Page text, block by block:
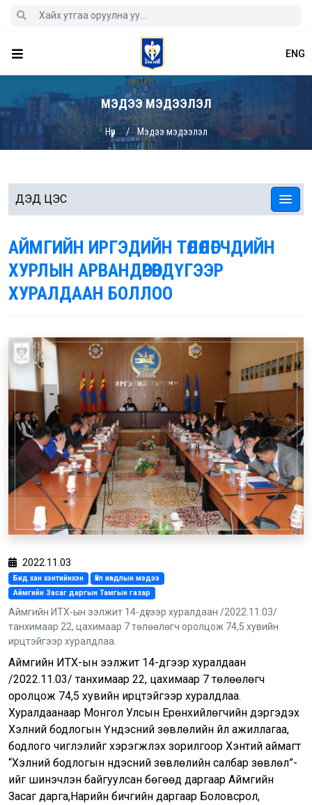
ENG
МЭДЭЭ МЭДЭЭЛЭЛ
Нүүр Мэдээ мэдээлэл
ДЭД ЦЭС
АЙМГИЙН ИРГЭДИЙН ТӨЛӨӨЛӨГЧДИЙН
ХУРЛЫН АРВАНДӨРӨВДҮГЭЭР
ХУРАЛДААН БОЛЛОО
2022.11.03
Бид хан хэнтийнхэн
Үйл явдлын мэдээ
Аймгийн Засаг даргын Тамгын газар
Аймгийн ИТХ-ын ээлжит 14-дүгээр хуралдаан /2022.11.03/
танхимаар 22, цахимаар 7 төлөөлөгч оролцож 74,5 хувийн
ирцтэйгээр хуралдлаа.
Аймгийн ИТХ-ын ээлжит 14-дүгээр хуралдаан
/2022.11.03/ танхимаар 22, цахимаар 7 төлөөлөгч
оролцож 74,5 хувийн ирцтэйгээр хуралдлаа.
Хуралдаанаар Монгол Улсын Ерөнхийлөгчийн дэргэдэх
Хэлний бодлогын Үндэсний зөвлөлийн үйл ажиллагаа,
бодлого чиглэлийг хэрэгжүүлэх зорилгоор Хэнтий аймагт
“Хэлний бодлогын үндэсний зөвлөлийн салбар зөвлөл”-
ийг шинэчлэн байгуулсан бөгөөд даргаар Аймгийн
Засаг дарга,Нарийн бичгийн даргаар Боловсрол,